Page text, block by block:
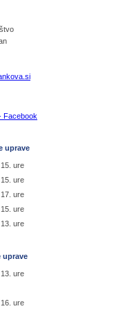
Facebook
uprave
ure
ure
ure
ure
ure
uprave
ure
ure